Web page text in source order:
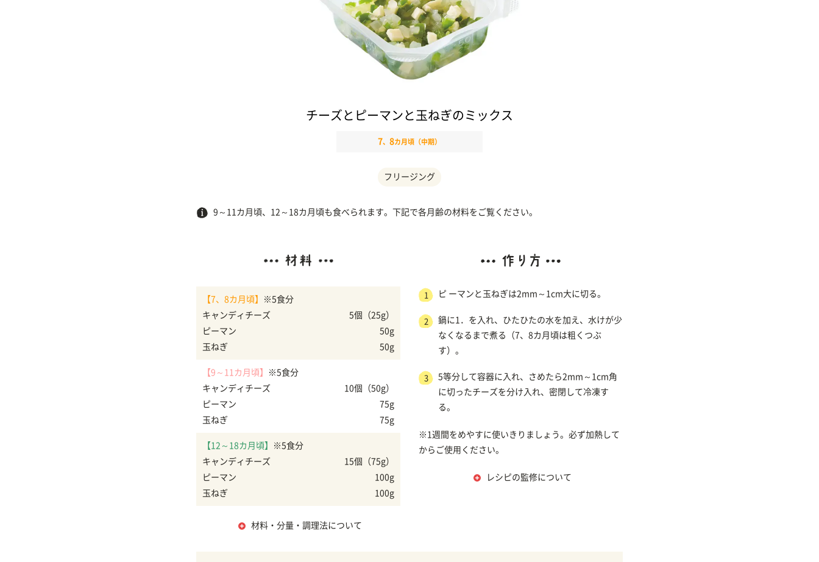
チーズとピーマンと玉ねぎのミックス
7、 8カ月頃（中期）
フリージング
9～11カ月頃、12～18カ月頃も食べられます。下記で各月齢の材料をご覧ください。
【7、8カ月頃】
※5食分
キャンディチーズ
ピーマン
玉ねぎ
5個（25g）
50g
50g
【9～11カ月頃】
※5食分
キャンディチーズ
ピーマン
玉ねぎ
10個（50g）
75g
75g
【12～18カ月頃】
※5食分
キャンディチーズ
ピーマン
玉ねぎ
15個（75g）
100g
100g
材料・分量・調理法について
1 ピ ーマンと玉ねぎは2mm～1cm大に切る。
2
鍋に1．を入れ、ひたひたの水を加え、水けが少
なくなるまで煮る（7、8カ月頃は粗くつぶ
す）。
3
5等分して容器に入れ、さめたら2mm～1cm角
に切ったチーズを分け入れ、密閉して冷凍す
る。
※1週間をめやすに使いきりましょう。必ず加熱して
からご使用ください。
レシピの監修について